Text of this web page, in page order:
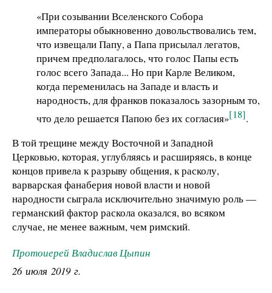
«При созывании Вселенского Собора
императоры обыкновенно довольствовались тем,
что извещали Папу, а Папа присылал легатов,
причем предполагалось, что голос Папы есть
голос всего Запада... Но при Карле Великом,
когда переменилась на Западе и власть и
народность, для франков показалось зазорным то,
что дело решается Папою без их согласия»[18].
В той трещине между Восточной и Западной
Церковью, которая, углубляясь и расширяясь, в конце
концов привела к разрыву общения, к расколу,
варварская фанаберия новой власти и новой
народности сыграла исключительно значимую роль —
германский фактор раскола оказался, во всяком
случае, не менее важным, чем римский.
Протоиерей Владислав Цыпин
26 июля 2019 г.